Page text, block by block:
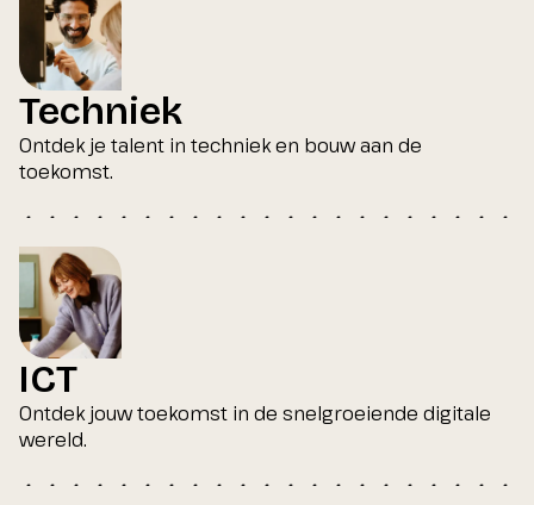
Techniek
Ontdek je talent in techniek en bouw aan de
toekomst.
ICT
Ontdek jouw toekomst in de snelgroeiende digitale
wereld.